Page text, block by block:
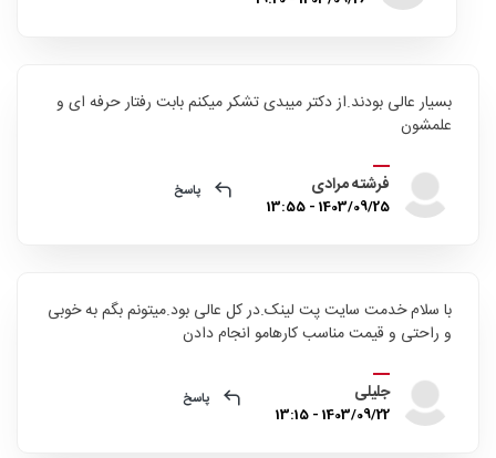
بسیار عالی بودند.از دکتر میبدی تشکر میکنم بابت رفتار حرفه ای و
علمشون
فرشته مرادی
1403/09/25 - 13:55
پاسخ
با سلام خدمت سایت پت لینک.در کل عالی بود.میتونم بگم به خوبی
و راحتی و قیمت مناسب کارهامو انجام دادن
جلیلی
1403/09/22 - 13:15
پاسخ